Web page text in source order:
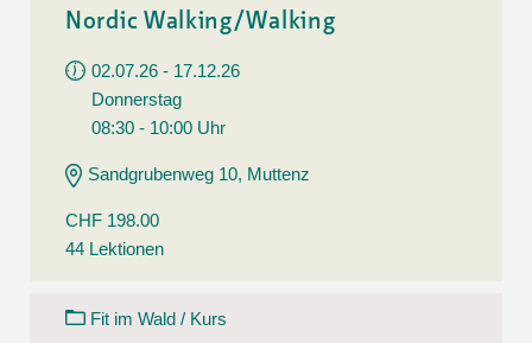
Nordic Walking/Walking
02.07.26 - 17.12.26
Donnerstag
08:30 - 10:00 Uhr
Sandgrubenweg 10, Muttenz
CHF 198.00
44 Lektionen
Fit im Wald / Kurs